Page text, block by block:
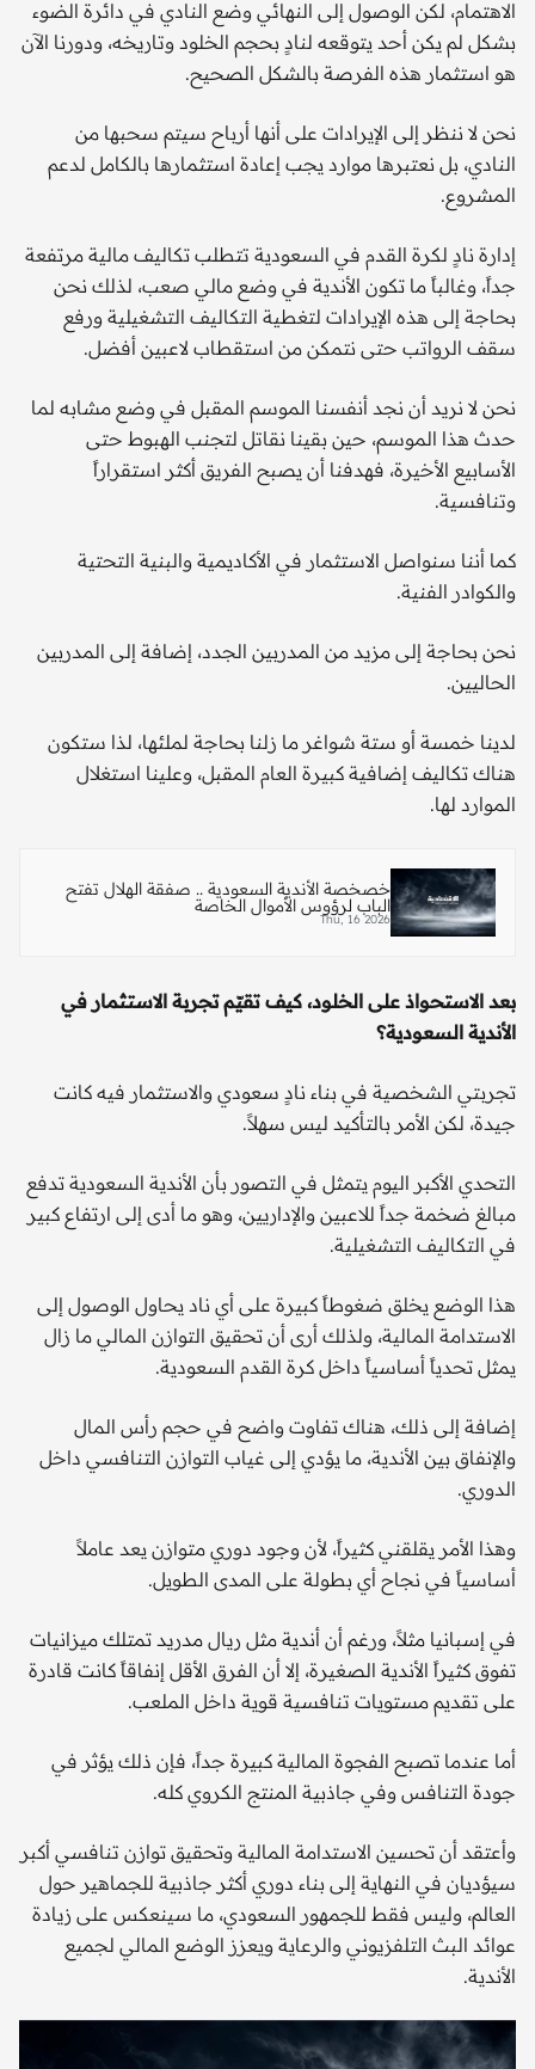
الاهتمام، لكن الوصول إلى النهائي وضع النادي في دائرة الضوء
بشكل لم يكن أحد يتوقعه لنادٍ بحجم الخلود وتاريخه، ودورنا الآن
هو استثمار هذه الفرصة بالشكل الصحيح.
نحن لا ننظر إلى الإيرادات على أنها أرباح سيتم سحبها من
النادي، بل نعتبرها موارد يجب إعادة استثمارها بالكامل لدعم
المشروع.
إدارة نادٍ لكرة القدم في السعودية تتطلب تكاليف مالية مرتفعة
جداً، وغالباً ما تكون الأندية في وضع مالي صعب، لذلك نحن
بحاجة إلى هذه الإيرادات لتغطية التكاليف التشغيلية ورفع
سقف الرواتب حتى نتمكن من استقطاب لاعبين أفضل.
نحن لا نريد أن نجد أنفسنا الموسم المقبل في وضع مشابه لما
حدث هذا الموسم، حين بقينا نقاتل لتجنب الهبوط حتى
الأسابيع الأخيرة، فهدفنا أن يصبح الفريق أكثر استقراراً
وتنافسية.
كما أننا سنواصل الاستثمار في الأكاديمية والبنية التحتية
والكوادر الفنية.
نحن بحاجة إلى مزيد من المدربين الجدد، إضافة إلى المدربين
الحاليين.
لدينا خمسة أو ستة شواغر ما زلنا بحاجة لملئها، لذا ستكون
هناك تكاليف إضافية كبيرة العام المقبل، وعلينا استغلال
الموارد لها.
خصخصة الأندية السعودية .. صفقة الهلال تفتح
الباب لرؤوس الأموال الخاصة
Thu, 16 2026
بعد الاستحواذ على الخلود، كيف تقيّم تجربة الاستثمار في
الأندية السعودية؟
تجربتي الشخصية في بناء نادٍ سعودي والاستثمار فيه كانت
جيدة، لكن الأمر بالتأكيد ليس سهلاً.
التحدي الأكبر اليوم يتمثل في التصور بأن الأندية السعودية تدفع
مبالغ ضخمة جداً للاعبين والإداريين، وهو ما أدى إلى ارتفاع كبير
في التكاليف التشغيلية.
هذا الوضع يخلق ضغوطاً كبيرة على أي ناد يحاول الوصول إلى
الاستدامة المالية، ولذلك أرى أن تحقيق التوازن المالي ما زال
يمثل تحدياً أساسياً داخل كرة القدم السعودية.
إضافة إلى ذلك، هناك تفاوت واضح في حجم رأس المال
والإنفاق بين الأندية، ما يؤدي إلى غياب التوازن التنافسي داخل
الدوري.
وهذا الأمر يقلقني كثيراً، لأن وجود دوري متوازن يعد عاملاً
أساسياً في نجاح أي بطولة على المدى الطويل.
في إسبانيا مثلاً، ورغم أن أندية مثل ريال مدريد تمتلك ميزانيات
تفوق كثيراً الأندية الصغيرة، إلا أن الفرق الأقل إنفاقاً كانت قادرة
على تقديم مستويات تنافسية قوية داخل الملعب.
أما عندما تصبح الفجوة المالية كبيرة جداً، فإن ذلك يؤثر في
جودة التنافس وفي جاذبية المنتج الكروي كله.
وأعتقد أن تحسين الاستدامة المالية وتحقيق توازن تنافسي أكبر
سيؤديان في النهاية إلى بناء دوري أكثر جاذبية للجماهير حول
العالم، وليس فقط للجمهور السعودي، ما سينعكس على زيادة
عوائد البث التلفزيوني والرعاية ويعزز الوضع المالي لجميع
الأندية.